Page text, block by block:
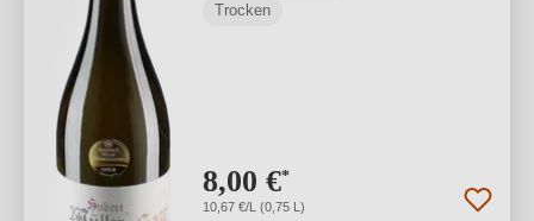
Trocken
8,00 €*
10,67 €/L (0,75 L)